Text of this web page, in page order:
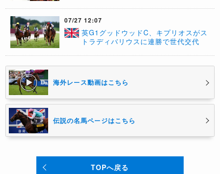
07/27 12:07
英G1グッドウッドC、キプリオスがス
トラディバリウスに連勝で世代交代
海外レース動画はこちら
伝説の名馬ページはこちら
TOPへ戻る